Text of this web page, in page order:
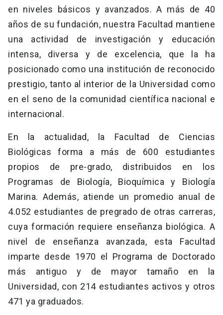
en niveles básicos y avanzados. A más de 40
años de su fundación, nuestra Facultad mantiene
una actividad de investigación y educación
intensa, diversa y de excelencia, que la ha
posicionado como una institución de reconocido
prestigio, tanto al interior de la Universidad como
en el seno de la comunidad científica nacional e
internacional.
En la actualidad, la Facultad de Ciencias
Biológicas forma a más de 600 estudiantes
propios de pre-grado, distribuidos en los
Programas de Biología, Bioquímica y Biología
Marina. Además, atiende un promedio anual de
4.052 estudiantes de pregrado de otras carreras,
cuya formación requiere enseñanza biológica. A
nivel de enseñanza avanzada, esta Facultad
imparte desde 1970 el Programa de Doctorado
más antiguo y de mayor tamaño en la
Universidad, con 214 estudiantes activos y otros
471 ya graduados.